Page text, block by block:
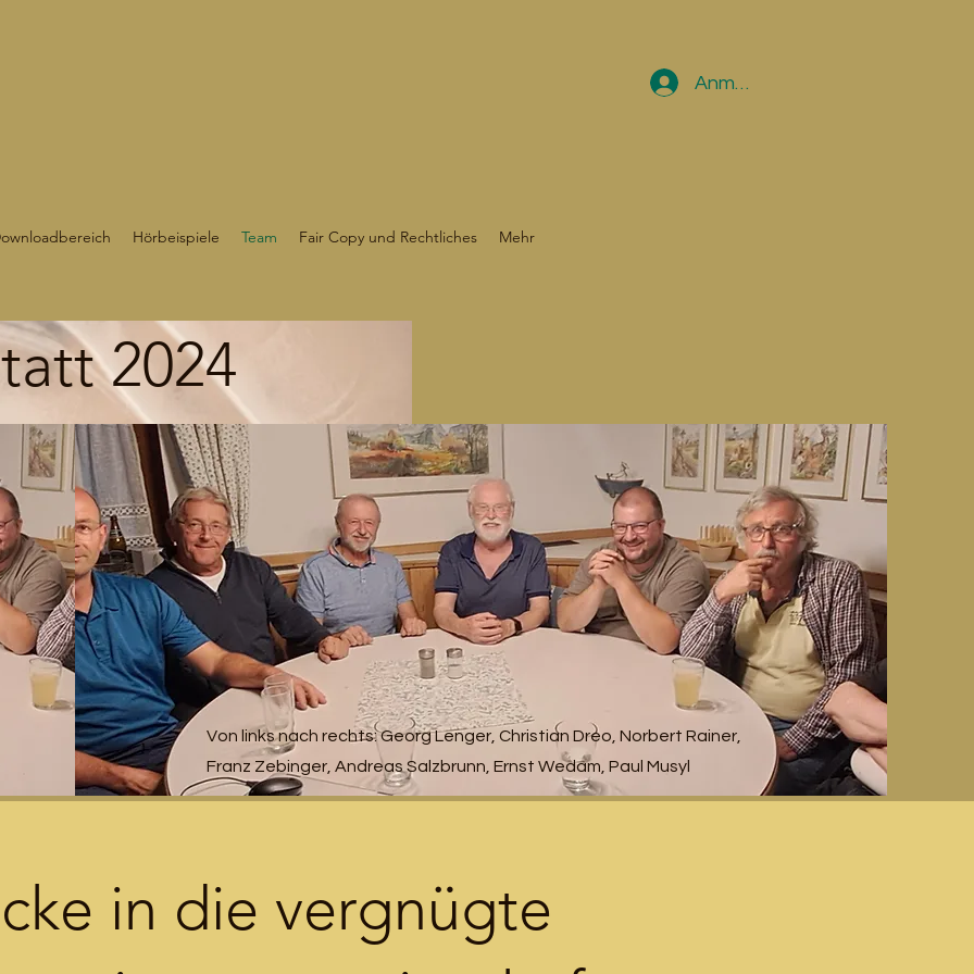
Anmelden
Hörbeispiele Team Fair Copy und Rechtliches Mehr
2024
Von links nach rechts: Georg Lenger, Christian Dreo, Norbert Rainer,
Franz Zebinger, Andreas Salzbrunn, Ernst Wedam, Paul Musyl
in die vergnügte